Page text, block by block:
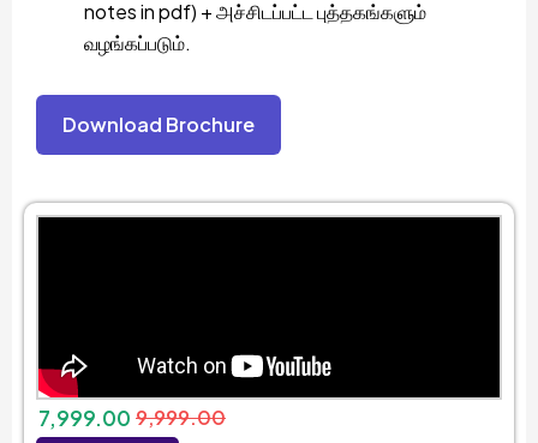
notes in pdf) + அச்சிடப்பட்ட புத்தகங்களும்
வழங்கப்படும்.
Download Brochure
9,999.00
7,999.00